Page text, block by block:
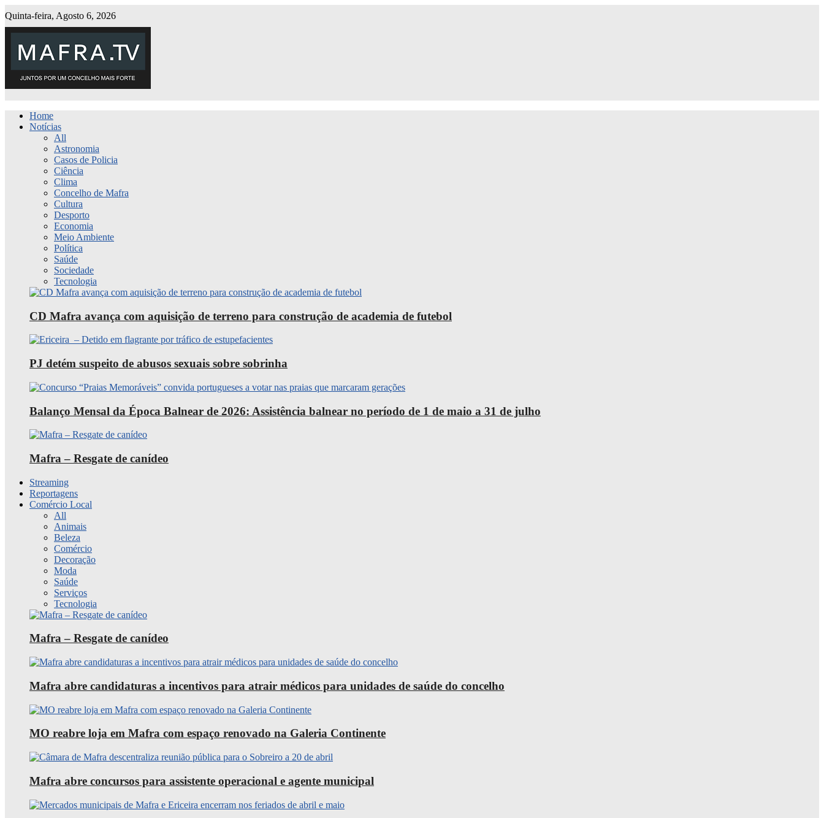
Quinta-feira, Agosto 6, 2026
Home
Notícias
All
Astronomia
Casos de Policia
Ciência
Clima
Concelho de Mafra
Cultura
Desporto
Economia
Meio Ambiente
Política
Saúde
Sociedade
Tecnologia
CD Mafra avança com aquisição de terreno para construção de academia de futebol
PJ detém suspeito de abusos sexuais sobre sobrinha
Balanço Mensal da Época Balnear de 2026: Assistência balnear no período de 1 de maio a 31 de julho
Mafra – Resgate de canídeo
Streaming
Reportagens
Comércio Local
All
Animais
Beleza
Comércio
Decoração
Moda
Saúde
Serviços
Tecnologia
Mafra – Resgate de canídeo
Mafra abre candidaturas a incentivos para atrair médicos para unidades de saúde do concelho
MO reabre loja em Mafra com espaço renovado na Galeria Continente
Mafra abre concursos para assistente operacional e agente municipal